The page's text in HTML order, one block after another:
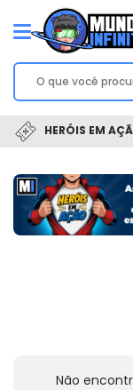
HERÓIS EM
Não